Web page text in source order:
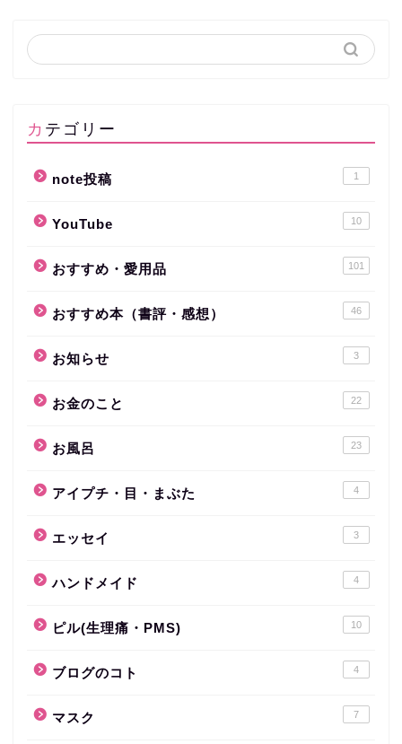
カテゴリー
note投稿 1
YouTube 10
おすすめ・愛用品 101
おすすめ本（書評・感想） 46
お知らせ 3
お金のこと 22
お風呂 23
アイプチ・目・まぶた 4
エッセイ 3
ハンドメイド 4
ピル(生理痛・PMS) 10
ブログのコト 4
マスク 7